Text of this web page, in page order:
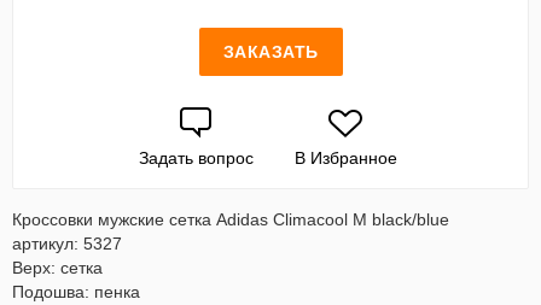
ЗАКАЗАТЬ
Задать вопрос В Избранное
Кроссовки мужские сетка Adidas Climacool M black/blue
артикул: 5327
Верх: сетка
Подошва: пенка